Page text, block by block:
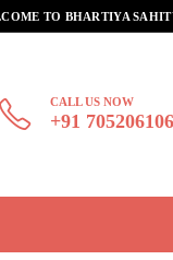
TO BHARTIYA
CALL US NOW
+91